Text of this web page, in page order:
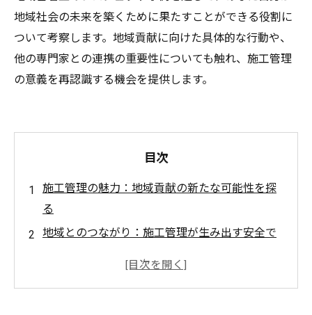
地域社会の未来を築くために果たすことができる役割に
ついて考察します。地域貢献に向けた具体的な行動や、
他の専門家との連携の重要性についても触れ、施工管理
の意義を再認識する機会を提供します。
目次
施工管理の魅力：地域貢献の新たな可能性を探
る
地域とのつながり：施工管理が生み出す安全で